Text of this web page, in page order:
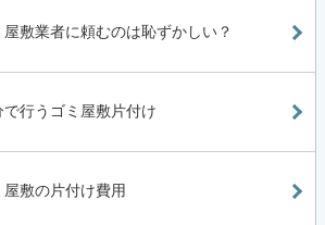
屋敷業者に頼むのは恥ずかしい？
で行うゴミ屋敷片付け
屋敷の片付け費用